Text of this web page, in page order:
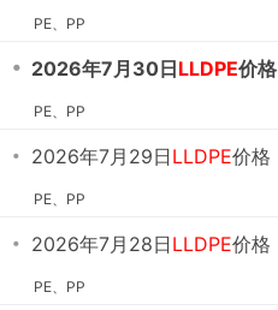
PE、PP
・ 2026年7月30日LLDPE价格
PE、PP
・ 2026年7月29日LLDPE价格
PE、PP
・ 2026年7月28日LLDPE价格
PE、PP